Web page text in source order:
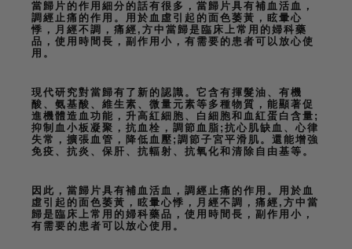
當歸片的作用細分的話有很多，當歸片具有補血活血，
調經止痛的作用。用於血虛引起的面色萎黃，眩暈心
悸，月經不調，痛經,方中當歸是臨床上常用的婦科藥
品，使用時間長，副作用小，有需要的患者可以放心使
用。
現代研究對當歸有了新的認識。它含有揮髮油、有機
酸、氨基酸、維生素、微量元素等多種物質，能顯著促
進機體造血功能，升高紅細胞、白細胞和血紅蛋白含量;
抑制血小板凝聚，抗血栓，調節血脂;抗心肌缺血、心律
失常，擴張血管，降低血壓;調節子宮平滑肌。還能增強
免疫、抗炎、保肝、抗輻射、抗氧化和清除自由基等。
因此，當歸片具有補血活血，調經止痛的作用。用於血
虛引起的面色萎黃，眩暈心悸，月經不調，痛經,方中當
歸是臨床上常用的婦科藥品，使用時間長，副作用小，
有需要的患者可以放心使用。